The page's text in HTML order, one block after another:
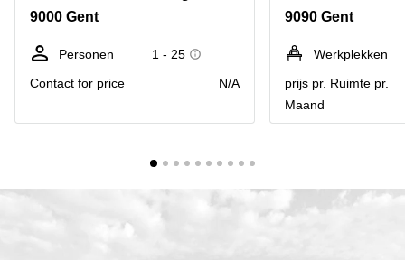
huren
Elsene
Brugge
Herentals
ruimtes te
Gent
9000 Gent
Personen
1 - 25
Contact for price
N/A
9090 Gent
Werkplekken
prijs pr. Ruimte pr.
Maand